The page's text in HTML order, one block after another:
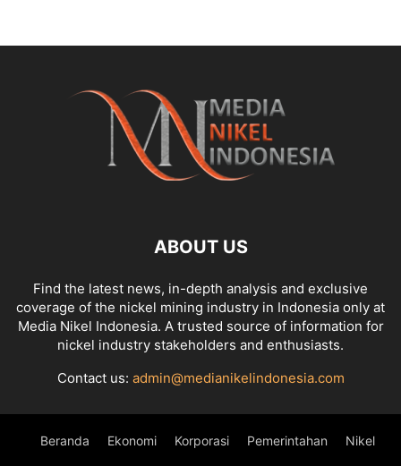
ABOUT US
Find the latest news, in-depth analysis and exclusive
coverage of the nickel mining industry in Indonesia only at
Media Nikel Indonesia. A trusted source of information for
nickel industry stakeholders and enthusiasts.
Contact us: admin@medianikelindonesia.com
Beranda Ekonomi Korporasi Pemerintahan Nikel